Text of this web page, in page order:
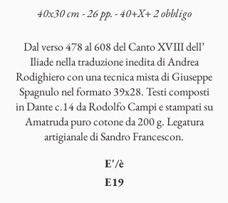
40x30 cm - 26 pp. - 40+X+ 2 obbligo
Dal verso 478 al 608 del Canto XVIII dell’
Iliade nella traduzione inedita di Andrea
Rodighiero con una tecnica mista di Giuseppe
Spagnulo nel formato 39x28. Testi composti
in Dante c.14 da Rodolfo Campi e stampati su
Amatruda puro cotone da 200 g. Legatura
artigianale di Sandro Francescon.
E'/è
E19